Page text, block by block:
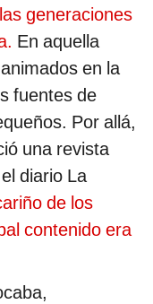
generaciones
En aquella
en la
fuentes de
Por allá,
una revista
diario La
de los
contenido era